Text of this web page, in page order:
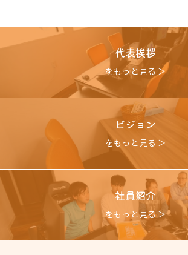
代表挨拶
をもっと見る ＞
ビジョン
をもっと見る ＞
社員紹介
をもっと見る ＞